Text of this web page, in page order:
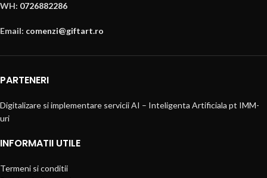
WH: 0726882286
Email: comenzi@giftart.ro
PARTENERI
Digitalizare si implementare servicii AI – Inteligenta Artificiala pt IMM-
uri
INFORMATII UTILE
Termeni si conditii